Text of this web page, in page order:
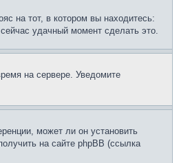
на тот, в котором вы находитесь:
удачный момент сделать это.
на сервере. Уведомите
может ли он установить
на сайте phpBB (ссылка